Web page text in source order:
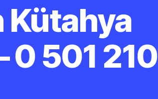
Kütahya
0 501 210